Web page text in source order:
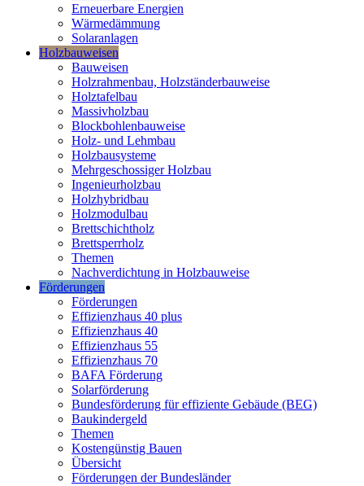
Erneuerbare Energien
Wärmedämmung
Solaranlagen
Holzbauweisen
Bauweisen
Holzrahmenbau, Holzständerbauweise
Holztafelbau
Massivholzbau
Blockbohlenbauweise
Holz- und Lehmbau
Holzbausysteme
Mehrgeschossiger Holzbau
Ingenieurholzbau
Holzhybridbau
Holzmodulbau
Brettschichtholz
Brettsperrholz
Themen
Nachverdichtung in Holzbauweise
Förderungen
Förderungen
Effizienzhaus 40 plus
Effizienzhaus 40
Effizienzhaus 55
Effizienzhaus 70
BAFA Förderung
Solarförderung
Bundesförderung für effiziente Gebäude (BEG)
Baukindergeld
Themen
Kostengünstig Bauen
Übersicht
Förderungen der Bundesländer